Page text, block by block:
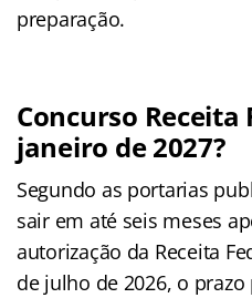
preparação.
Concurso
janeiro de 2027?
Segundo as portarias
sair em até seis meses
autorização da Receita
de julho de 2026, o